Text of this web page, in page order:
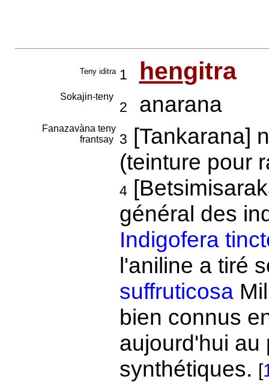
Teny iditra 1 hengitra
Sokajin-teny
2 anarana
Fanazavàna teny
frantsay
3 [Tankarana]
(teinture pour
4
général des
Indigofera
l'aniline a tiré
suffruticosa
bien connus
aujourd'hui au
synthétiques. [